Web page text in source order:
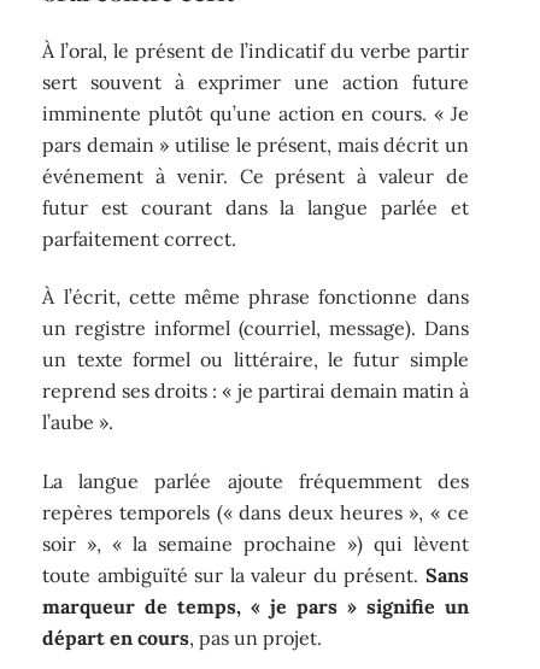
À l’oral, le présent de l’indicatif du verbe partir
sert souvent à exprimer une action future
imminente plutôt qu’une action en cours. « Je
pars demain » utilise le présent, mais décrit un
événement à venir. Ce présent à valeur de
futur est courant dans la langue parlée et
parfaitement correct.
À l’écrit, cette même phrase fonctionne dans
un registre informel (courriel, message). Dans
un texte formel ou littéraire, le futur simple
reprend ses droits : « je partirai demain matin à
l’aube ».
La langue parlée ajoute fréquemment des
repères temporels (« dans deux heures », « ce
soir », « la semaine prochaine ») qui lèvent
toute ambiguïté sur la valeur du présent. Sans
marqueur de temps, « je pars » signifie un
départ en cours, pas un projet.